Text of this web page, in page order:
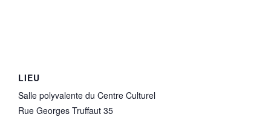
LIEU
Salle polyvalente du Centre Culturel
Rue Georges Truffaut 35